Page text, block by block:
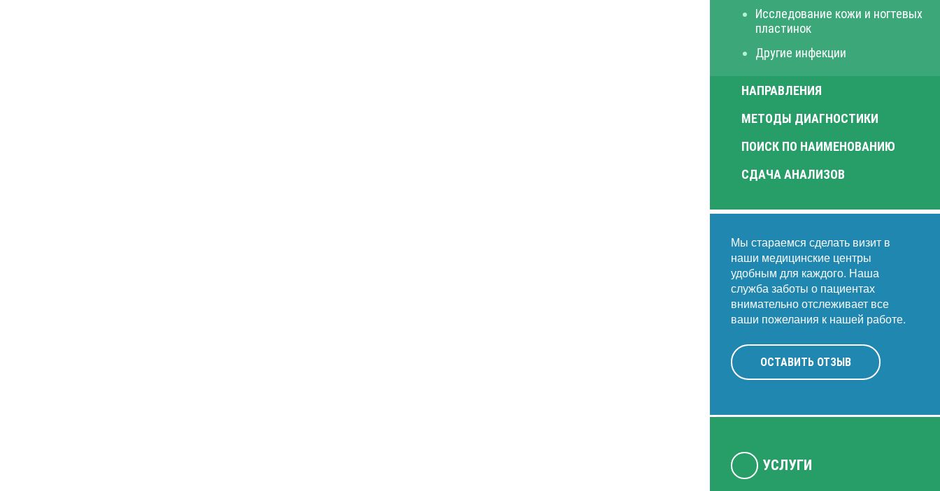
Исследование кожи и ногтевых
пластинок
Другие инфекции
НАПРАВЛЕНИЯ
МЕТОДЫ ДИАГНОСТИКИ
ПОИСК ПО НАИМЕНОВАНИЮ
СДАЧА АНАЛИЗОВ
Мы стараемся сделать визит в
наши медицинские центры
удобным для каждого. Наша
служба заботы о пациентах
внимательно отслеживает все
ваши пожелания к нашей работе.
ОСТАВИТЬ ОТЗЫВ
УСЛУГИ